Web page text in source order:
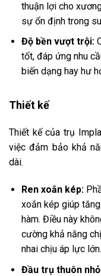
thuận lợi cho
sự ổn định trong
Độ bền vượt trội:
tốt, đáp ứng nhu
biến dạng hay hư
Thiết kế
Thiết kế của trụ
việc đảm bảo khả
dài.
Ren xoắn kép:
xoắn kép giúp
hàm. Điều này
cường khả năng
nhai chịu áp lực lớn.
Đầu trụ thuôn